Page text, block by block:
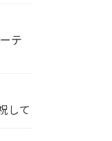
テ
して